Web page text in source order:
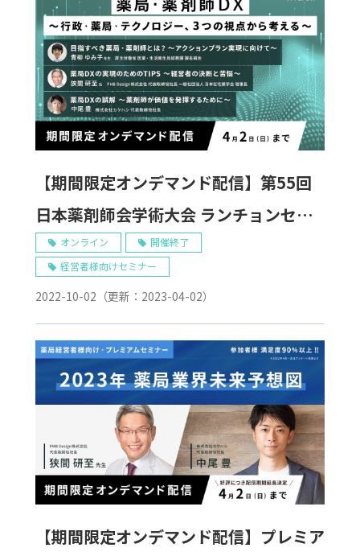
【期間限定オンデマンド配信】第55回
日本薬剤師会学術大会 ランチョンセミ
ナーオンライン
開催終了
経営者様向けセミナー
2022-10-02 （更新： 2023-04-02）
【期間限定オンデマンド配信】プレミア